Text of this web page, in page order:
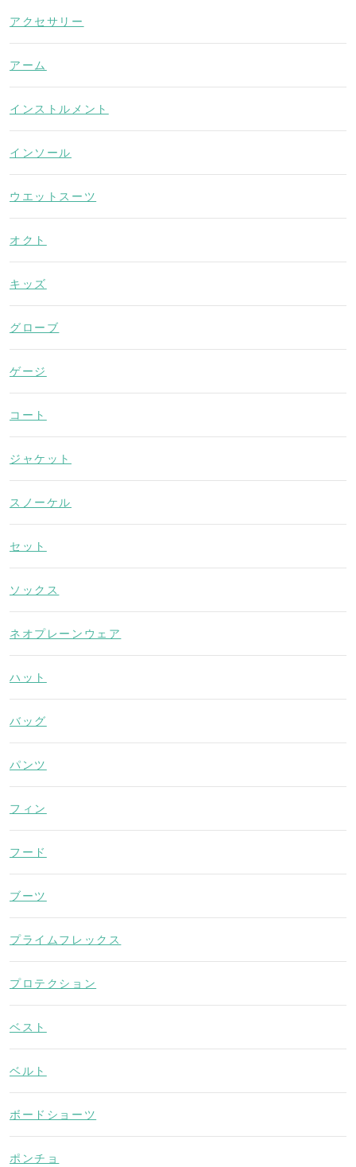
アクセサリー
アーム
インストルメント
インソール
ウエットスーツ
オクト
キッズ
グローブ
ゲージ
コート
ジャケット
スノーケル
セット
ソックス
ネオプレーンウェア
ハット
バッグ
パンツ
フィン
フード
ブーツ
プライムフレックス
プロテクション
ベスト
ベルト
ボードショーツ
ポンチョ